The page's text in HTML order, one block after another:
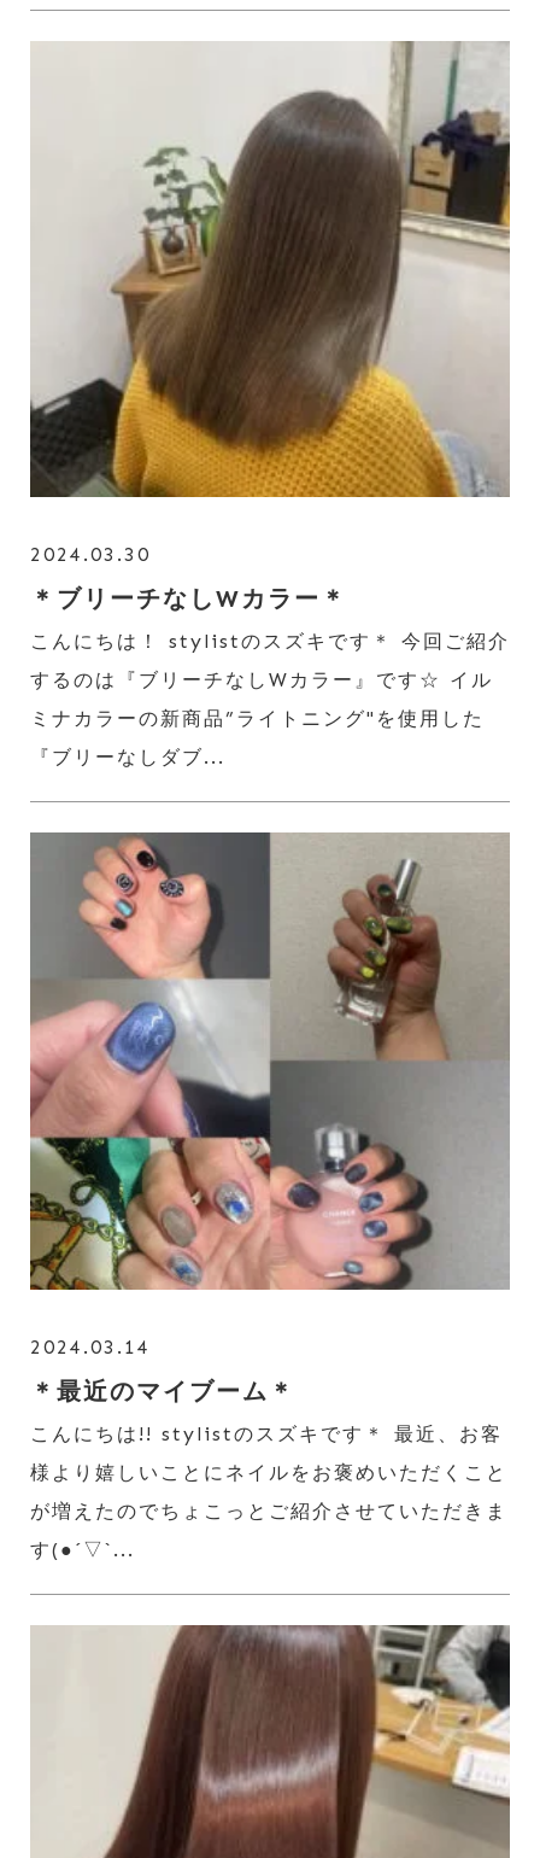
2024.03.30
＊ブリーチなしWカラー＊
こんにちは！ stylistのスズキです＊ 今回ご紹介
するのは『ブリーチなしWカラー』です‪☆ イル
ミナカラーの新商品”ライトニング"を使用した
『ブリーなしダブ...
2024.03.14
＊最近のマイブーム＊
こんにちは!! stylistのスズキです＊ 最近、お客
様より嬉しいことにネイルをお褒めいただくこと
が増えたのでちょこっとご紹介させていただきま
す(●︎´▽︎`...